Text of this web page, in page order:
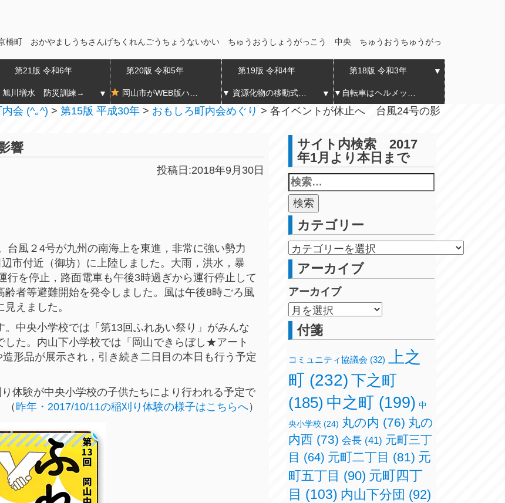
橋町 おかやましうちさんげちくれんごうちょうないかい ちゅうおうしょうがっこう 中央 ちゅうおうちゅうがっ
第21版 令和6年 第20版 令和5年 第19版 令和4年 第18版 令和3年 ▼
旭川増水 防災訓練→ ▼ 岡山市がWEB版ハザードマップの運用開始 ▼
会 (^｡^) > 第15版 平成30年 > おもしろ町内会めぐり > 各イベントが休止へ 台風24号の影
響
投稿日:2018年9月30日
台風２4号が九州の南海上を東進，非常に強い勢力
市付近（御坊）に上陸しました。大雨，洪水，暴
行を停止，路面電車も午後3時過ぎから運行停止して
者等避難開始を発令しました。風は午後8時ごろ風
えました。
中央小学校では「第13回ふれあい祭り」がみんな
た。内山下小学校では「岡山できらぼし★アート
形品が展示され，引き続き二日目の本日も行う予定
験が中央小学校の子供たちにより行われる予定で
（ 昨年・2017/10/11の稲刈り体験の様子はこちらへ）
サイト内検索 2017
年1月より本日まで
カテゴリー
アーカイブ
アーカイブ
付箋
コミュニティ協議会 (32) 上之
町(232) 下之町
(185) 中之町(199) 中
央小学校 (24) 丸の内 (76) 丸の
内西(73) 会長(41) 元町三丁
目 (64) 元町二丁目 (81) 元
町五丁目 (90) 元町四丁
目 (103) 内山下分団 (92)